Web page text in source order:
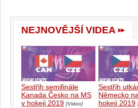
NEJNOVĚJŠÍ VIDEA
Sestřih semifinále
Kanada Česko na MS
v hokeji 2019 [Video]
Sestřih
Německo
hokeji 2019